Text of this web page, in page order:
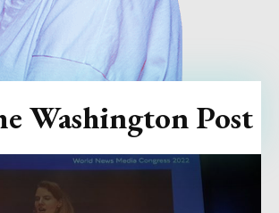
Washington Post